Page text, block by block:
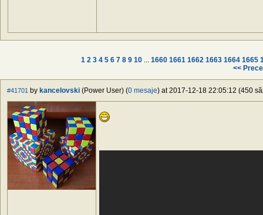
1 2 3 4 5 6 7 8 9 10... 1660 1661 1662 1663 1664 1665
<<
#41701 by kancelovski (Power User) (0 mesaje) at 2017-12-18 22:05:12 (450